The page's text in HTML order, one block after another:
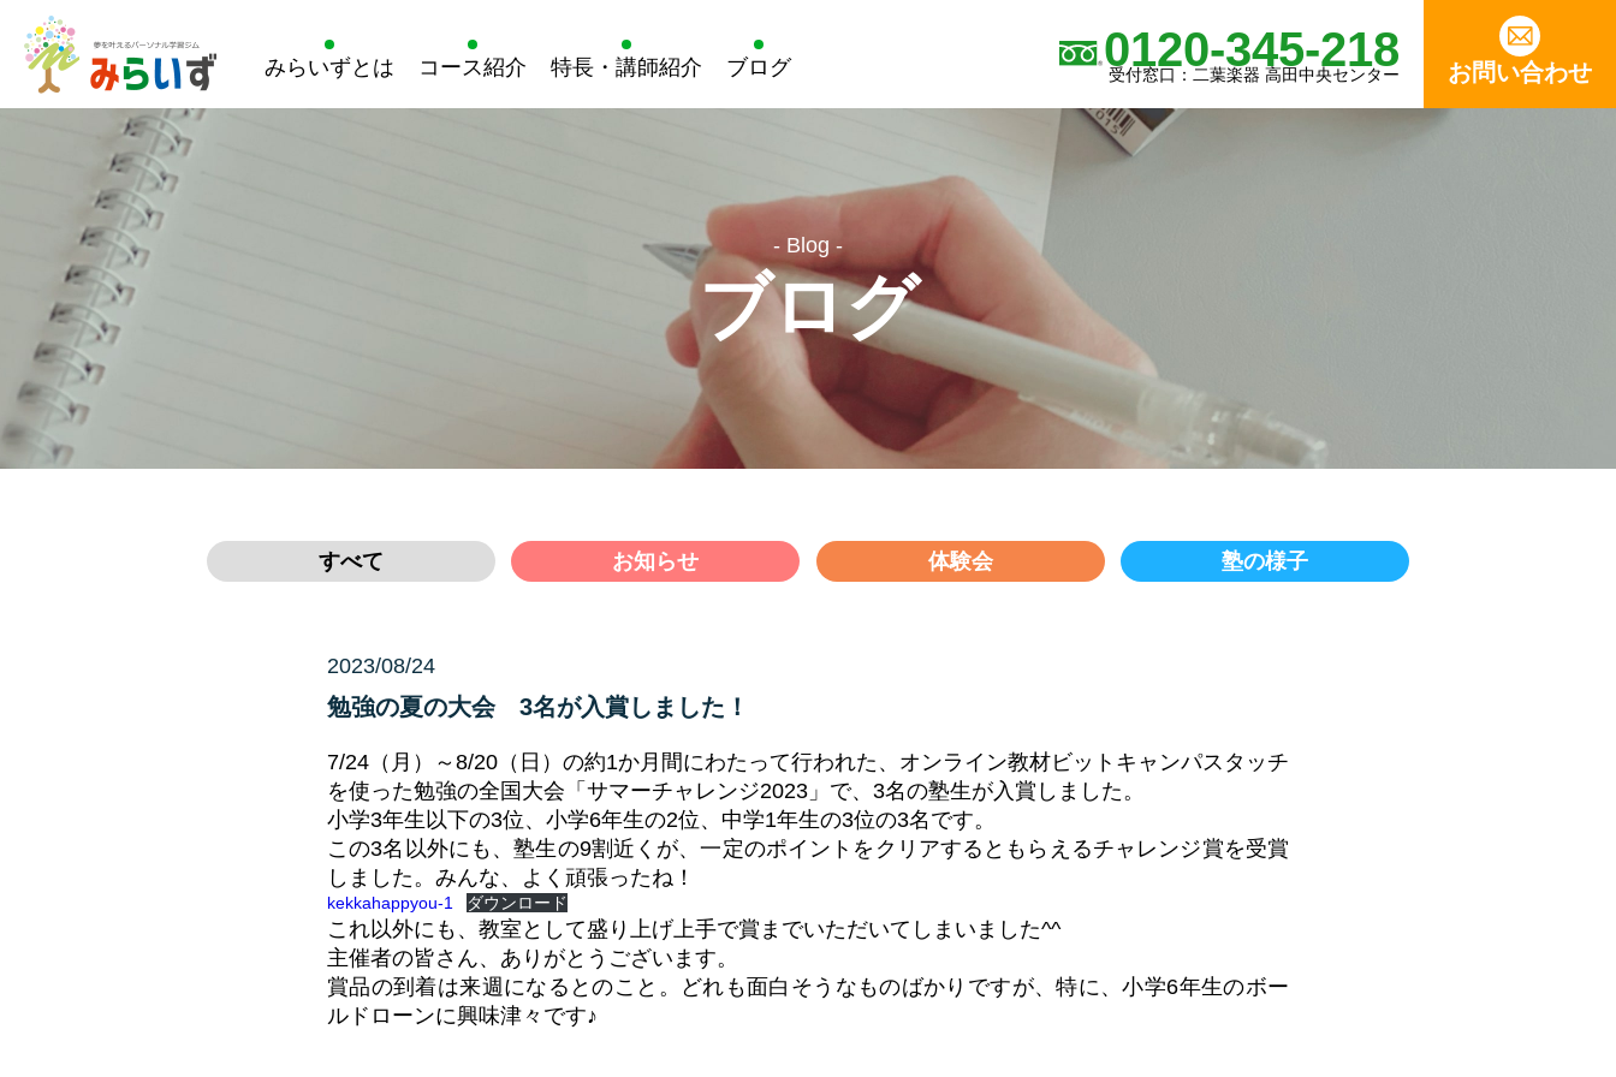
みらいずとは コース紹介 特長・講師紹介 ブログ 0120-345-218
受付窓口：二葉楽器 高田中央センター お問い合わせ
- Blog -
ブログ
すべて お知らせ 体験会 塾の様子
2023/08/24
勉強の夏の大会 3名が入賞しました！
7/24（月）～8/20（日）の約1か月間にわたって行われた、オンライン教材ビットキャンパスタッチ
を使った勉強の全国大会「サマーチャレンジ2023」で、3名の塾生が入賞しました。
小学3年生以下の3位、小学6年生の2位、中学1年生の3位の3名です。
この3名以外にも、塾生の9割近くが、一定のポイントをクリアするともらえるチャレンジ賞を受賞
しました。みんな、よく頑張ったね！
kekkahappyou-1 ダウンロード
これ以外にも、教室として盛り上げ上手で賞までいただいてしまいました^^
主催者の皆さん、ありがとうございます。
賞品の到着は来週になるとのこと。どれも面白そうなものばかりですが、特に、小学6年生のボー
ルドローンに興味津々です♪